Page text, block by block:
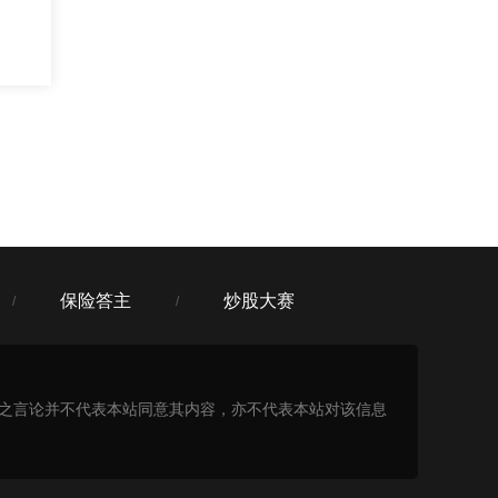
/ 保险答主 / 炒股大赛
论并不代表本站同意其内容，亦不代表本站对该信息